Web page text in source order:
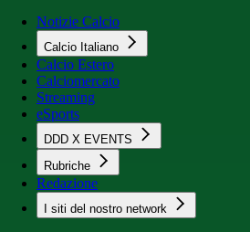
Notizie Calcio
Calcio Italiano
Calcio Estero
Calciomercato
Streaming
eSports
DDD X EVENTS
Rubriche
Redazione
I siti del nostro network